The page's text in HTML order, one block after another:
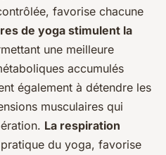
favorise chacune
de yoga stimulent la
une meilleure
accumulés
également à détendre les
musculaires qui
La respiration
du yoga, favorise